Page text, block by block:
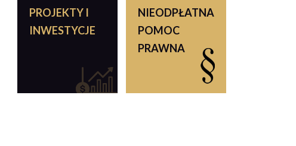
PROJEKTY I
INWESTYCJE
NIEODPŁATNA
POMOC
PRAWNA